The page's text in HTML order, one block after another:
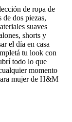
de ropa de
dos piezas,
suaves
shorts y
el día en casa
tu look con
todo lo que
momento
mujer de H&M